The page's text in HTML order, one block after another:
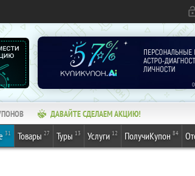
ДАВАЙТЕ СДЕЛАЕМ АКЦИЮ!
31 Товары 27 Туры 13 Услуги 12 ПолучиКупон 84